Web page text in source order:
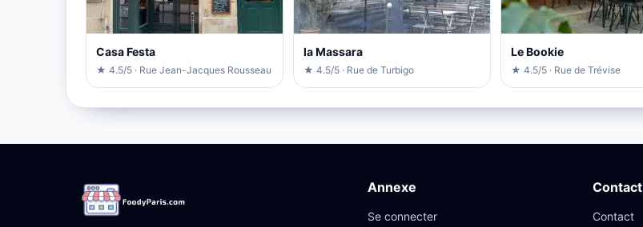
Casa Festa
★ 4.5/5 · Rue Jean-Jacques Rousseau
la Massara
★ 4.5/5 · Rue de Turbigo
Le Bookie
★ 4.5/5 · Rue de Trévise
Annexe
Se connecter
Contact
Contact